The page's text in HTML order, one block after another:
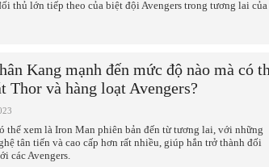
thủ lớn tiếp theo của biệt đội Avengers trong tương lai của
Kang mạnh đến mức độ nào mà có
Thor và hàng loạt Avengers?
thể xem là Iron Man phiên bản đến từ tương lai, với những
tân tiến và cao cấp hơn rất nhiều, giúp hắn trở thành đối
các Avengers.